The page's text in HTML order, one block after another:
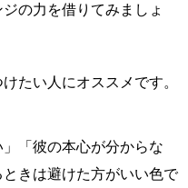
の力を借りてみましょ
たい人にオススメです。
」「彼の本心が分からな
きは避けた方がいい色で